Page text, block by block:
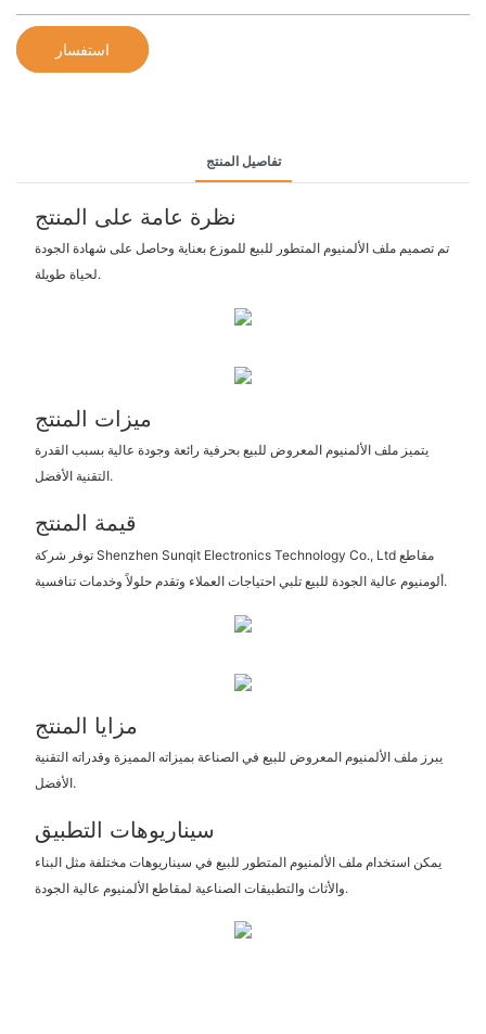
استفسار
تفاصيل المنتج
نظرة عامة على المنتج
تم تصميم ملف الألمنيوم المتطور للبيع للموزع بعناية وحاصل على شهادة الجودة
لحياة طويلة.
ميزات المنتج
يتميز ملف الألمنيوم المعروض للبيع بحرفية رائعة وجودة عالية بسبب القدرة
التقنية الأفضل.
قيمة المنتج
توفر شركة Shenzhen Sunqit Electronics Technology Co., Ltd مقاطع
ألومنيوم عالية الجودة للبيع تلبي احتياجات العملاء وتقدم حلولاً وخدمات تنافسية.
مزايا المنتج
يبرز ملف الألمنيوم المعروض للبيع في الصناعة بميزاته المميزة وقدراته التقنية
الأفضل.
سيناريوهات التطبيق
يمكن استخدام ملف الألمنيوم المتطور للبيع في سيناريوهات مختلفة مثل البناء
والأثاث والتطبيقات الصناعية لمقاطع الألمنيوم عالية الجودة.